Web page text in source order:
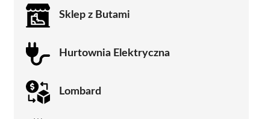
Sklep z Butami
Hurtownia Elektryczna
Lombard